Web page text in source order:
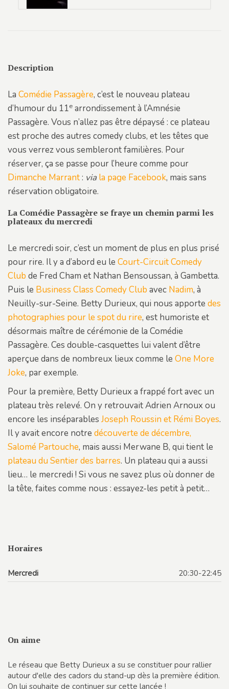
Description
La Comédie Passagère, c’est le nouveau plateau
d’humour du 11e arrondissement à l’Amnésie
Passagère. Vous n’allez pas être dépaysé : ce plateau
est proche des autres comedy clubs, et les têtes que
vous verrez vous sembleront familières. Pour
réserver, ça se passe pour l’heure comme pour
Dimanche Marrant: via la page Facebook, mais sans
réservation obligatoire.
La Comédie Passagère se fraye un chemin parmi les
plateaux du mercredi
Le mercredi soir, c’est un moment de plus en plus prisé
pour rire. Il y a d’abord eu le Court-Circuit Comedy
Club de Fred Cham et Nathan Bensoussan, à Gambetta.
Puis le Business Class Comedy Club avec Nadim, à
Neuilly-sur-Seine. Betty Durieux, qui nous apporte des
photographies pour le spot du rire, est humoriste et
désormais maître de cérémonie de la Comédie
Passagère. Ces double-casquettes lui valent d’être
aperçue dans de nombreux lieux comme le One More
Joke, par exemple.
Pour la première, Betty Durieux a frappé fort avec un
plateau très relevé. On y retrouvait Adrien Arnoux ou
encore les inséparables Joseph Roussin et Rémi Boyes.
Il y avait encore notre découverte de décembre,
Salomé Partouche, mais aussi Merwane B, qui tient le
plateau du Sentier des barres. Un plateau qui a aussi
lieu… le mercredi ! Si vous ne savez plus où donner de
la tête, faites comme nous : essayez-les petit à petit…
Horaires
Mercredi 20:30-22:45
On aime
Le réseau que Betty Durieux a su se constituer pour rallier
autour d'elle des cadors du stand-up dès la première édition.
On lui souhaite de continuer sur cette lancée !